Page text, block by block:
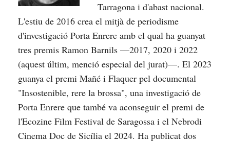
Tarragona i d'abast nacional.
L'estiu de 2016 crea el mitjà de periodisme
d'investigació Porta Enrere amb el qual ha guanyat
tres premis Ramon Barnils —2017, 2020 i 2022
(aquest últim, menció especial del jurat)—. El 2023
guanya el premi Mañé i Flaquer pel documental
"Insostenible, rere la brossa", una investigació de
Porta Enrere que també va aconseguir el premi de
l'Ecozine Film Festival de Saragossa i el Nebrodi
Cinema Doc de Sicília el 2024. Ha publicat dos